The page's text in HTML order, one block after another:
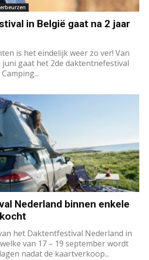
in België gaat na 2 jaar
is het eindelijk weer zo ver! Van
juni gaat het 2de daktentnefestival
Nederland binnen enkele
het Daktentfestival Nederland in
van 17 – 19 september wordt
nadat de kaartverkoop...